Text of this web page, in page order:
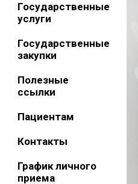
Государственные
услуги
Государственные
закупки
Полезные
ссылки
Пациентам
Контакты
График личного
приема